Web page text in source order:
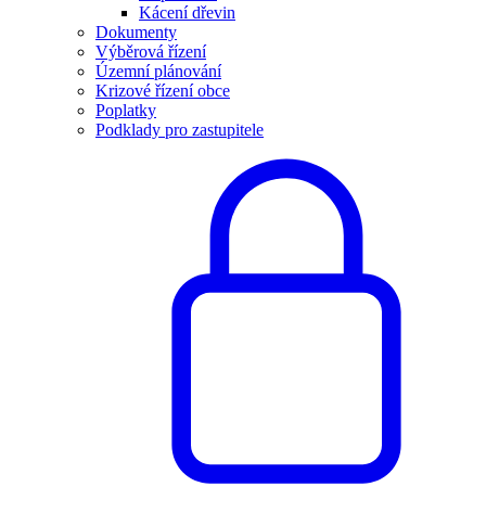
Kácení dřevin
Dokumenty
Výběrová řízení
Územní plánování
Krizové řízení obce
Poplatky
Podklady pro zastupitele